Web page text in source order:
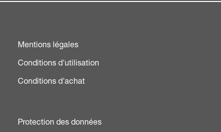
Mentions légales
Conditions d'utilisation
Conditions d'achat
Protection des données